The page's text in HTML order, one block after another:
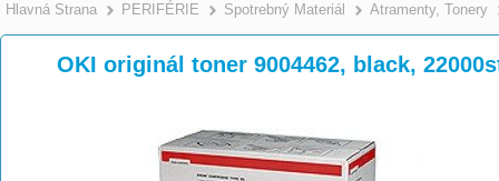
Hlavná Strana PERIFÉRIE Spotrebný Materiál Atramenty, Tonery
OKI originál toner 9004462, black,